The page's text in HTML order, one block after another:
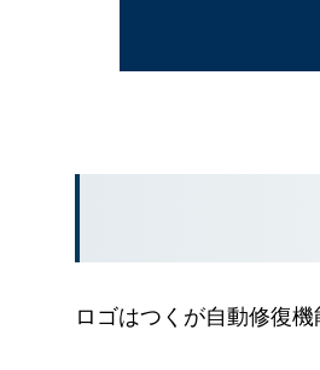
ロゴはつくが自動修復